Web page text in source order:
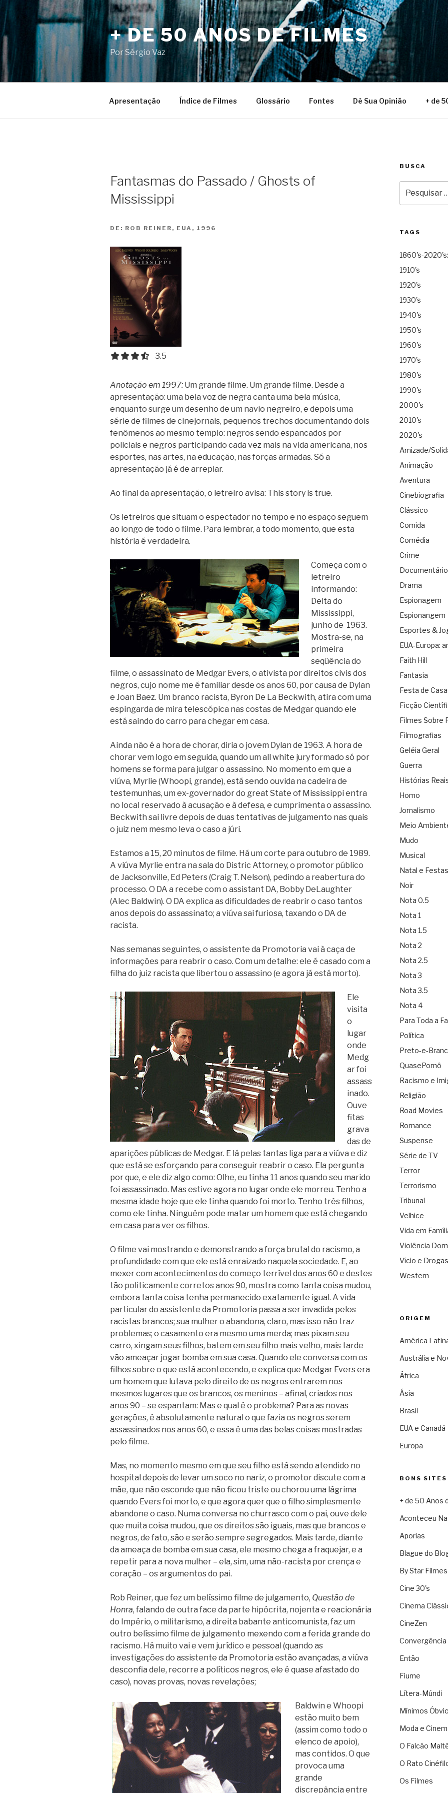
para
o
conteúdo
+ DE 50 ANOS DE FILMES
Por Sérgio Vaz
Apresentação Índice de Filmes Glossário Fontes Dê Sua Opinião + de
Fantasmas do Passado / Ghosts of
Mississippi
DE: ROB REINER, EUA, 1996
3.5 out of 5.0 stars
3.5
Anotação em 1997: Um grande filme. Um grande filme. Desde a
apresentação: uma bela voz de negra canta uma bela música,
enquanto surge um desenho de um navio negreiro, e depois uma
série de filmes de cinejornais, pequenos trechos documentando dois
fenômenos ao mesmo templo: negros sendo espancados por
policiais e negros participando cada vez mais na vida americana, nos
esportes, nas artes, na educação, nas forças armadas. Só a
apresentação já é de arrepiar.
Ao final da apresentação, o letreiro avisa: This story is true.
Os letreiros que situam o espectador no tempo e no espaço seguem
ao longo de todo o filme. Para lembrar, a todo momento, que esta
história é verdadeira.
Começa com o
letreiro
informando:
Delta do
Mississippi,
junho de 1963.
Mostra-se, na
primeira
seqüência do
filme, o assassinato de Medgar Evers, o ativista por direitos civis dos
negros, cujo nome me é familiar desde os anos 60, por causa de Dylan
e Joan Baez. Um branco racista, Byron De La Beckwith, atira com uma
espingarda de mira telescópica nas costas de Medgar quando ele
está saindo do carro para chegar em casa.
Ainda não é a hora de chorar, diria o jovem Dylan de 1963. A hora de
chorar vem logo em seguida, quando um all white jury formado só por
homens se forma para julgar o assassino. No momento em que a
viúva, Myrlie (Whoopi, grande), está sendo ouvida na cadeira de
testemunhas, um ex-governador do great State of Mississippi entra
no local reservado à acusação e à defesa, e cumprimenta o assassino.
Beckwith sai livre depois de duas tentativas de julgamento nas quais
o juiz nem mesmo leva o caso a júri.
Estamos a 15, 20 minutos de filme. Há um corte para outubro de 1989.
A viúva Myrlie entra na sala do Distric Attorney, o promotor público
de Jacksonville, Ed Peters (Craig T. Nelson), pedindo a reabertura do
processo. O DA a recebe com o assistant DA, Bobby DeLaughter
(Alec Baldwin). O DA explica as dificuldades de reabrir o caso tantos
anos depois do assassinato; a viúva sai furiosa, taxando o DA de
racista.
Nas semanas seguintes, o assistente da Promotoria vai à caça de
informações para reabrir o caso. Com um detalhe: ele é casado com a
filha do juiz racista que libertou o assassino (e agora já está morto).
Ele
visita
o
lugar
onde
Medg
ar foi
assass
inado.
Ouve
fitas
grava
das de
aparições públicas de Medgar. E lá pelas tantas liga para a viúva e diz
que está se esforçando para conseguir reabrir o caso. Ela pergunta
por que, e ele diz algo como: Olhe, eu tinha 11 anos quando seu marido
foi assassinado. Mas estive agora no lugar onde ele morreu. Tenho a
mesma idade hoje que ele tinha quando foi morto. Tenho três filhos,
como ele tinha. Ninguém pode matar um homem que está chegando
em casa para ver os filhos.
O filme vai mostrando e demonstrando a força brutal do racismo, a
profundidade com que ele está enraizado naquela sociedade. E, ao
mexer com acontecimentos do começo terrível dos anos 60 e destes
tão politicamente corretos anos 90, mostra como tanta coisa mudou,
embora tanta coisa tenha permanecido exatamente igual. A vida
particular do assistente da Promotoria passa a ser invadida pelos
racistas brancos; sua mulher o abandona, claro, mas isso não traz
problemas; o casamento era mesmo uma merda; mas pixam seu
carro, xingam seus filhos, batem em seu filho mais velho, mais tarde
vão ameaçar jogar bomba em sua casa. Quando ele conversa com os
filhos sobre o que está acontecendo, e explica que Medgar Evers era
um homem que lutava pelo direito de os negros entrarem nos
mesmos lugares que os brancos, os meninos – afinal, criados nos
anos 90 – se espantam: Mas e qual é o problema? Para as novas
gerações, é absolutamente natural o que fazia os negros serem
assassinados nos anos 60, e essa é uma das belas coisas mostradas
pelo filme.
Mas, no momento mesmo em que seu filho está sendo atendido no
hospital depois de levar um soco no nariz, o promotor discute com a
mãe, que não esconde que não ficou triste ou chorou uma lágrima
quando Evers foi morto, e que agora quer que o filho simplesmente
abandone o caso. Numa conversa no churrasco com o pai, ouve dele
que muita coisa mudou, que os direitos são iguais, mas que brancos e
negros, de fato, são e serão sempre segregados. Mais tarde, diante
da ameaça de bomba em sua casa, ele mesmo chega a fraquejar, e a
repetir para a nova mulher – ela, sim, uma não-racista por crença e
coração – os argumentos do pai.
Rob Reiner, que fez um belíssimo filme de julgamento, Questão de
Honra, falando de outra face da parte hipócrita, nojenta e reacionária
do Império, o militarismo, a direita babante anticomunista, faz um
outro belíssimo filme de julgamento mexendo com a ferida grande do
racismo. Há muito vai e vem jurídico e pessoal (quando as
investigações do assistente da Promotoria estão avançadas, a viúva
desconfia dele, recorre a políticos negros, ele é quase afastado do
caso), novas provas, novas revelações;
Baldwin e Whoopi
estão muito bem
(assim como todo o
elenco de apoio),
mas contidos. O que
provoca uma
grande
discrepância entre
BUSCA
por:
TAGS
1860's-
1910's
1920's
1930's
1940's
1950's
1960's
1970's
1980's
1990's
2000's
2010's
2020's
Amizade/
Animação
Aventura
Cinebiografia
Clássico
Comida
Comédia
Crime
Documentário
Drama
Espionagem
Espionangem
Esportes &
EUA-Europa:
Faith Hill
Fantasia
Festa de
Ficção
Filmes Sobre
Filmografias
Geléia Geral
Guerra
Histórias
Homo
Jornalismo
Meio
Mudo
Musical
Natal e Festas
Noir
Nota 0.5
Nota 1
Nota 1.5
Nota 2
Nota 2.5
Nota 3
Nota 3.5
Nota 4
Para Toda a
Política
Preto-e-
QuasePornô
Racismo e
Religião
Road Movies
Romance
Suspense
Série de TV
Terror
Terrorismo
Tribunal
Velhice
Vida em
Violência
Vício e Drogas
Western
ORIGEM
América
Austrália e
África
Ásia
Brasil
EUA e Canadá
Europa
BONS SITES
+ de 50 Anos
Aconteceu
Aporias
Blague do
By Star Filmes
Cine 30's
Cinema
CineZen
Convergência
Então
Fiume
Lítera-Múndi
Mínimos
Moda e
O Falcão
O Rato
Os Filmes